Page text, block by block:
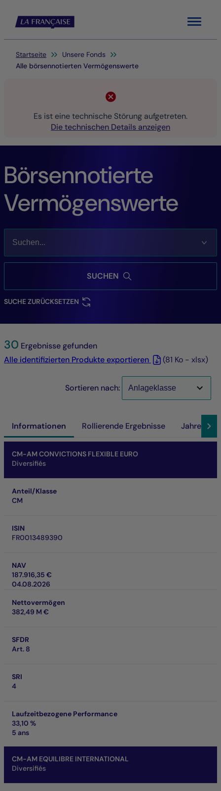
Menu
Sie befinden sich hier:
Startseite
Unsere Fonds
Alle börsennotierten Vermögenswerte
Es ist eine technische Störung aufgetreten.
Die technischen Details anzeigen
Börsennotierte
Vermögenswerte
SUCHEN
SUCHE ZURÜCKSETZEN
30 Ergebnisse gefunden
Alle identifizierten Produkte exportieren
(81 Ko - xlsx)
Sortieren nach:
Informationen Rollierende Ergebnisse
CM-AM CONVICTIONS FLEXIBLE EURO
Diversifiés
Anteil/Klasse
CM
ISIN
FR0013489390
NAV
187.916,35 €
04.08.2026
Nettovermögen
382,49 M €
SFDR
Art. 8
SRI
4
Laufzeitbezogene Performance
33,10 %
5 ans
CM-AM EQUILIBRE INTERNATIONAL
Diversifiés